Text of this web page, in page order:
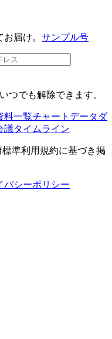
届け。 サンプル号
つでも解除できます。
料一覧チャートデータ ダ
議タイムライン
準利用規約に基づき掲
バシーポリシー